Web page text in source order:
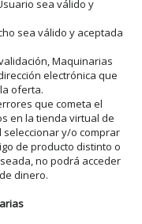
sea válido y
sea válido y aceptada
Maquinarias
electrónica que
oferta.
que cometa el
en la tienda virtual de
seleccionar y/o comprar
de producto distinto o
no podrá acceder
dinero.